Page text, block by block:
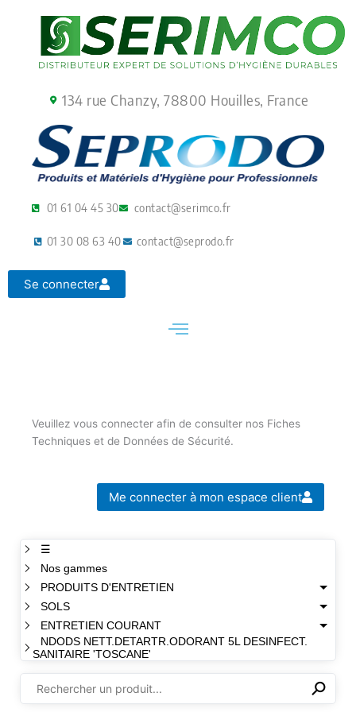
134 rue Chanzy, 78800 Houilles, France
01 61 04 45 30 contact@serimco.fr
01 30 08 63 40 contact@seprodo.fr
Se connecter
Veuillez vous connecter afin de consulter nos Fiches
Techniques et de Données de Sécurité.
Me connecter à mon espace client
☰
Nos gammes
PRODUITS D'ENTRETIEN
SOLS
ENTRETIEN COURANT
NDODS NETT.DETARTR.ODORANT 5L DESINFECT.
SANITAIRE 'TOSCANE'
⚲